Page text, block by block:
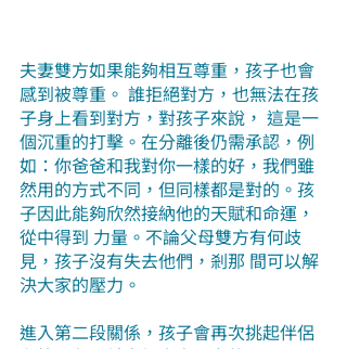
夫妻雙方如果能夠相互尊重，孩子也會
感到被尊重。 誰拒絕對方，也無法在孩
子身上看到對方，對孩子來說， 這是一
個沉重的打擊。在分離後仍需承認，例
如：你爸爸和我對你一樣的好，我們雖
然用的方式不同，但同樣都是對的。孩
子因此能夠欣然接納他的天賦和命運，
從中得到 力量。不論父母雙方有何歧
見，孩子沒有失去他們，剎那 間可以解
決大家的壓力。
進入第二段關係，孩子會再次挑起伴侶